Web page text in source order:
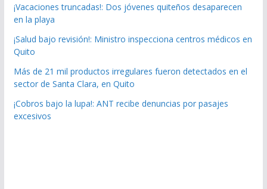
¡Vacaciones truncadas!: Dos jóvenes quiteños desaparecen
en la playa
¡Salud bajo revisión!: Ministro inspecciona centros médicos en
Quito
Más de 21 mil productos irregulares fueron detectados en el
sector de Santa Clara, en Quito
¡Cobros bajo la lupa!: ANT recibe denuncias por pasajes
excesivos